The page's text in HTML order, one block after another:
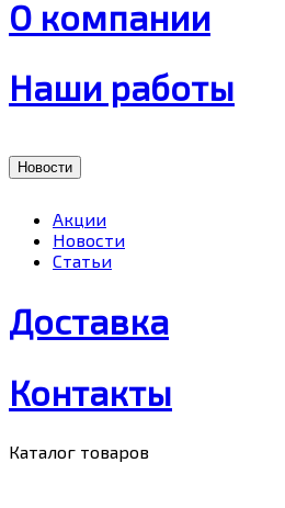
О компании
Наши работы
Новости
Акции
Новости
Статьи
Доставка
Контакты
Каталог товаров